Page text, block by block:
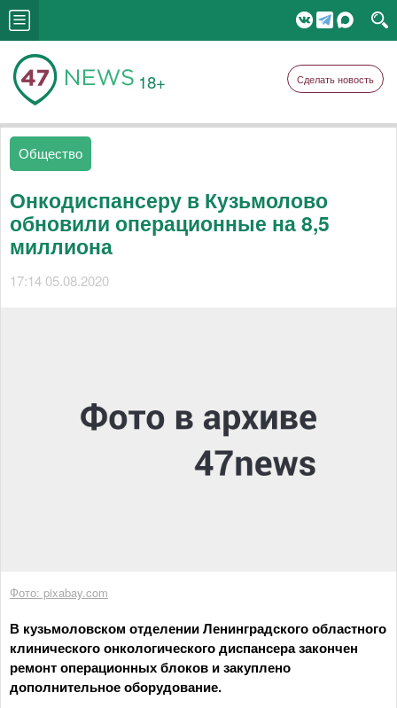
18+ Сделать новость
Общество
Онкодиспансеру в Кузьмолово
обновили операционные на 8,5
миллиона
17:14 05.08.2020
Фото: pixabay.com
В кузьмоловском отделении Ленинградского областного
клинического онкологического диспансера закончен
ремонт операционных блоков и закуплено
дополнительное оборудование.